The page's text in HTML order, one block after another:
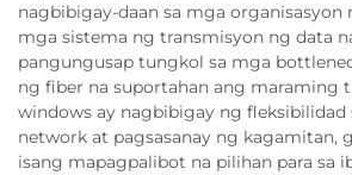
nagbibigay-daan sa mga organisasyon
mga sistema ng transmisyon ng data
pangungusap tungkol sa mga
ng fiber na suportahan ang maraming
windows ay nagbibigay ng fleksibilidad
network at pagsasanay ng kagamitan,
isang mapagpalibot na pilihan para sa